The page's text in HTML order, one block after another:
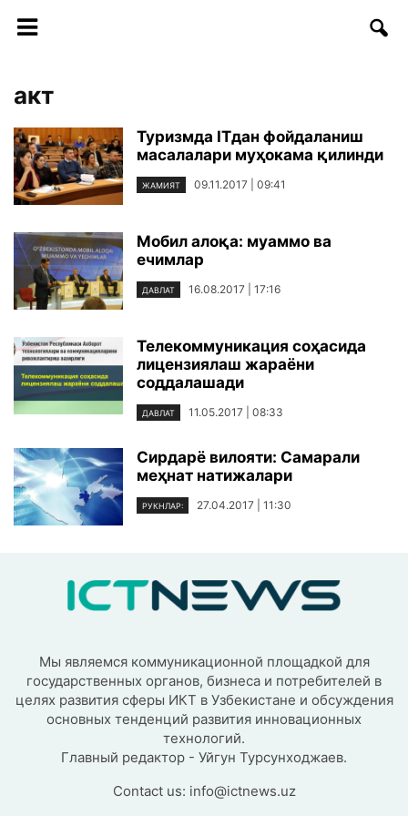
акт
Туризмда ITдан фойдаланиш
масалалари муҳокама қилинди
ЖАМИЯТ 09.11.2017 | 09:41
Мобил алоқа: муаммо ва
ечимлар
ДАВЛАТ 16.08.2017 | 17:16
Телекоммуникация соҳасида
лицензиялаш жараёни
соддалашади
ДАВЛАТ 11.05.2017 | 08:33
Сирдарё вилояти: Самарали
меҳнат натижалари
РУКНЛАР: 27.04.2017 | 11:30
Мы являемся коммуникационной площадкой для
государственных органов, бизнеса и потребителей в
целях развития сферы ИКТ в Узбекистане и обсуждения
основных тенденций развития инновационных
технологий.
Главный редактор - Уйгун Турсунходжаев.
Contact us: info@ictnews.uz